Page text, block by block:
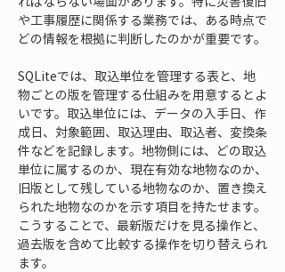
や工事履歴に関係する業務では、ある時点で
どの情報を根拠に判断したのかが重要です。
SQLiteでは、取込単位を管理する表と、地
物ごとの版を管理する仕組みを用意するとよ
いです。取込単位には、データの入手日、作
成日、対象範囲、取込理由、取込者、変換条
件などを記録します。地物側には、どの取込
単位に属するのか、現在有効な地物なのか、
旧版として残している地物なのか、置き換え
られた地物なのかを示す項目を持たせます。
こうすることで、最新版だけを見る操作と、
過去版を含めて比較する操作を切り替えられ
ます。